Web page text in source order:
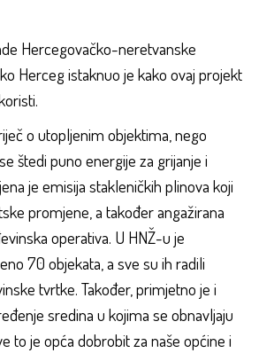
Hercegovačko-neretvanske
Herceg istaknuo je kako ovaj projekt
o utopljenim objektima, nego
štedi puno energije za grijanje i
je emisija stakleničkih plinova koji
promjene, a također angažirana
operativa. U HNŽ-u je
70 objekata, a sve su ih radili
tvrtke. Također, primjetno je i
sredina u kojima se obnavljaju
to je opća dobrobit za naše općine i